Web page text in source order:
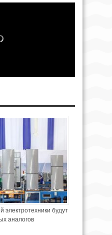
электротехники будут
аналогов